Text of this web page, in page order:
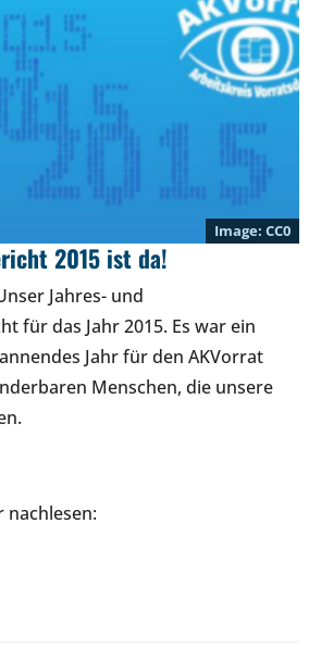
CC0
2015 ist da!
Jahres- und
für das Jahr 2015. Es war ein
Jahr für den AKVorrat
Menschen, die unsere
nachlesen: